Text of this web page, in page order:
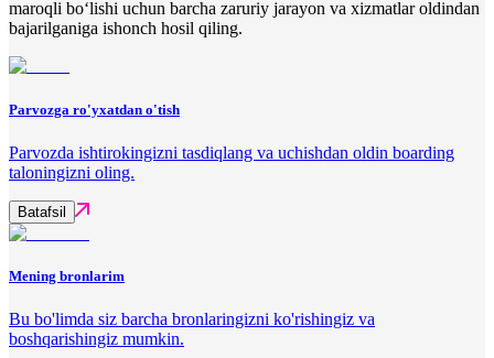
maroqli bo‘lishi uchun barcha zaruriy jarayon va xizmatlar oldindan
bajarilganiga ishonch hosil qiling.
Parvozga ro'yxatdan o'tish
Parvozda ishtirokingizni tasdiqlang va uchishdan oldin boarding
taloningizni oling.
Batafsil
Mening bronlarim
Bu bo'limda siz barcha bronlaringizni ko'rishingiz va
boshqarishingiz mumkin.